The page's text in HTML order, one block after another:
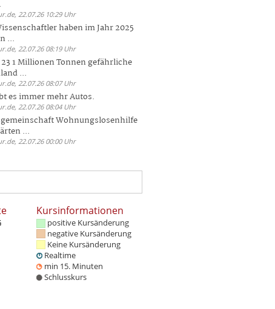
22.07.26 10:29 Uhr
haben im Jahr 2025
...
22.07.26 08:19 Uhr
1 Millionen Tonnen gefährliche
...
22.07.26 08:07 Uhr
es immer mehr Autos.
22.07.26 08:04 Uhr
Wohnungslosenhilfe
...
22.07.26 00:00 Uhr
Kursinformationen
positive Kursänderung
negative Kursänderung
Keine Kursänderung
Realtime
min 15. Minuten
Schlusskurs